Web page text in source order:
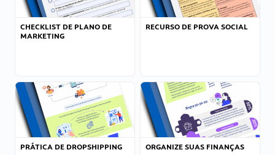
CHECKLIST DE PLANO DE
MARKETING
RECURSO DE PROVA SOCIAL
PRÁTICA DE DROPSHIPPING ORGANIZE SUAS FINANÇAS